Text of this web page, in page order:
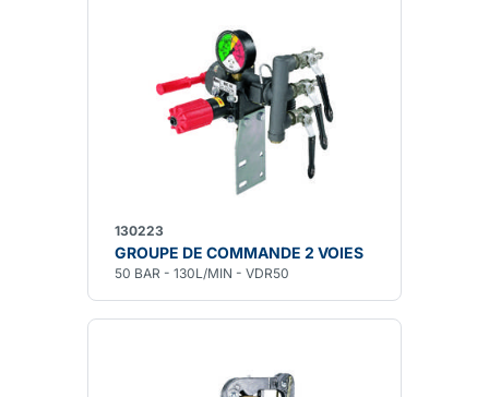
130223
GROUPE DE COMMANDE 2 VOIES
50 BAR - 130L/MIN - VDR50